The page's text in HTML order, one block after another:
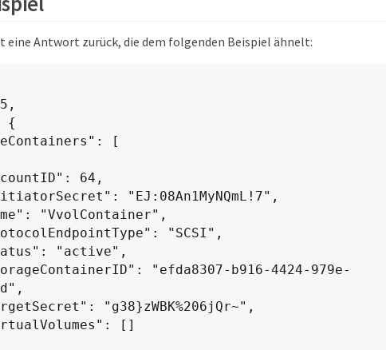
eine Antwort zurück, die dem folgenden Beispiel ähnelt: